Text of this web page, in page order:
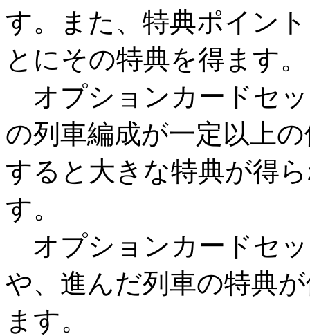
す。また、特典ポイン
とにその特典を得ます。
オプションカードセ
の列車編成が一定以上
すると大きな特典が得
す。
オプションカードセ
や、進んだ列車の特典
ます。